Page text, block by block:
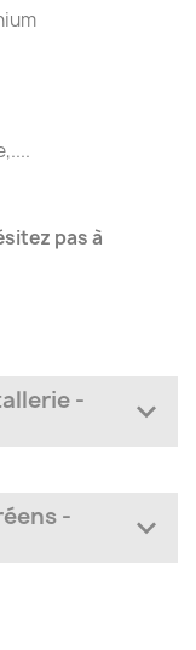
pas à
- expand_more
- expand_more